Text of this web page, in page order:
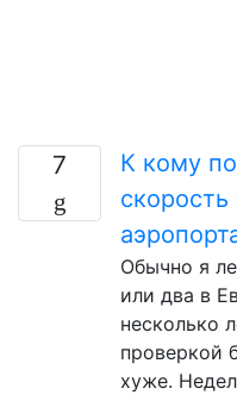
7
К кому
скорость
Обычно я
или два в
несколько
проверкой
хуже.